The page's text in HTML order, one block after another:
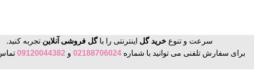
سرعت و تنوعخرید گل اینترنتی را باگل فروشی آنلاین تجربه کنید.
برای سفارش تلفنی می توانید با شماره02188706024 و09120044382